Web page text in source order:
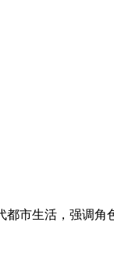
市生活，强调角